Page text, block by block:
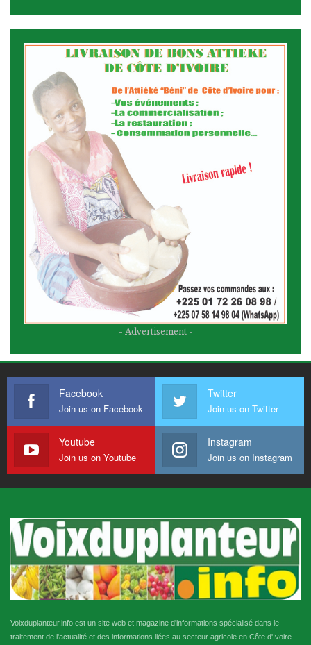
- Advertisement -
Facebook
Join us on Facebook
Twitter
Join us on Twitter
Youtube
Join us on Youtube
Instagram
Join us on Instagram
Voixduplanteur.info est un site web et magazine d'informations spécialisé dans le
traitement de l'actualité et des informations liées au secteur agricole en Côte d'Ivoire